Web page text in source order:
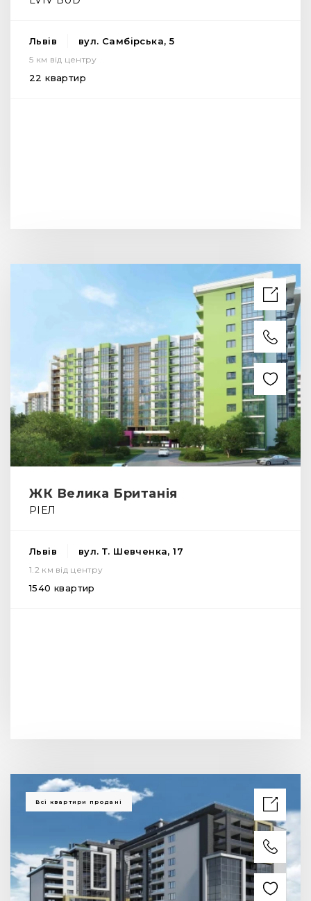
Львів вул. Самбірська, 5
5 км від центру
22 квартир
ЖК Велика Британія
РІЕЛ
Львів вул. Т. Шевченка, 17
1.2 км від центру
1540 квартир
Всі квартири продані